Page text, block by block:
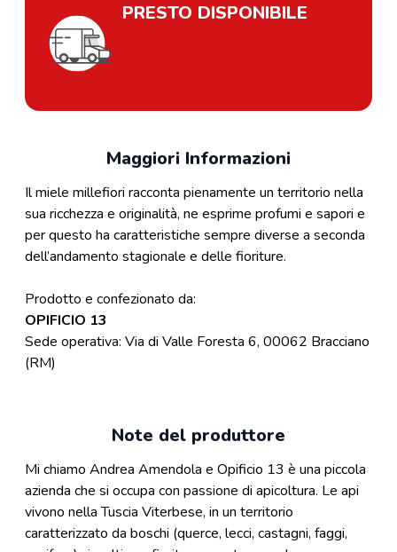
PRESTO DISPONIBILE
Maggiori Informazioni
Il miele millefiori racconta pienamente un territorio nella
sua ricchezza e originalità, ne esprime profumi e sapori e
per questo ha caratteristiche sempre diverse a seconda
dell’andamento stagionale e delle fioriture.
Prodotto e confezionato da:
OPIFICIO 13
Sede operativa: Via di Valle Foresta 6, 00062 Bracciano
(RM)
Note del produttore
Mi chiamo Andrea Amendola e Opificio 13 è una piccola
azienda che si occupa con passione di apicoltura. Le api
vivono nella Tuscia Viterbese, in un territorio
caratterizzato da boschi (querce, lecci, castagni, faggi,